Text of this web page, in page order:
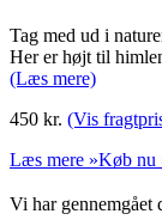
Tag med ud i
Her er højt til
(Læs mere)
450 kr. (Vis
Læs mere »Køb nu
Vi har gennemgået